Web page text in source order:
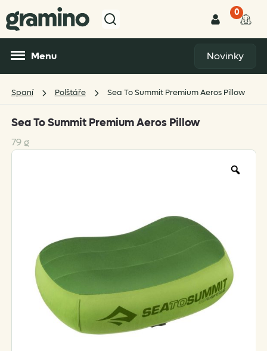
0
Menu Novinky
Spaní Polštáře Sea To Summit Premium Aeros Pillow
Sea To Summit Premium Aeros Pillow
79 g